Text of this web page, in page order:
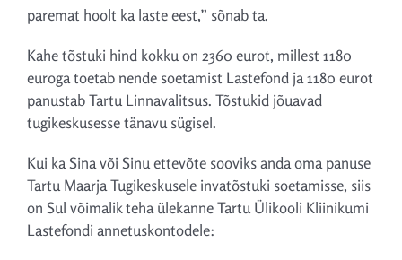
paremat hoolt ka laste eest,” sõnab ta.
Kahe tõstuki hind kokku on 2360 eurot, millest 1180
euroga toetab nende soetamist Lastefond ja 1180 eurot
panustab Tartu Linnavalitsus. Tõstukid jõuavad
tugikeskusesse tänavu sügisel.
Kui ka Sina või Sinu ettevõte sooviks anda oma panuse
Tartu Maarja Tugikeskusele invatõstuki soetamisse, siis
on Sul võimalik teha ülekanne Tartu Ülikooli Kliinikumi
Lastefondi annetuskontodele: